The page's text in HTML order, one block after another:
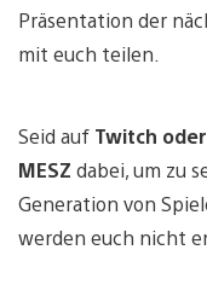
Präsentation der
mit euch teilen.
Seid auf Twitch
MESZ dabei, um zu
Generation von
werden euch nicht